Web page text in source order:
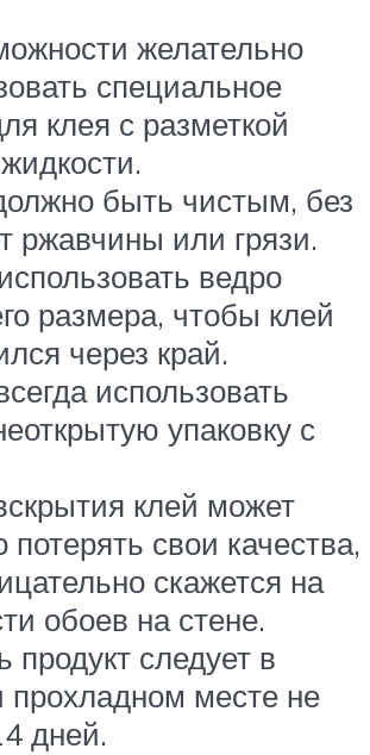
желательно
специальное
клея с разметкой
быть чистым, без
ржавчины или грязи.
ведро
размера, чтобы клей
через край.
использовать
упаковку с
клей может
потерять свои качества,
скажется на
обоев на стене.
продукт следует в
прохладном месте не
дней.